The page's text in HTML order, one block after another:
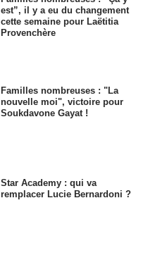
est”, il y a eu du changement
cette semaine pour Laëtitia
Provenchère
Familles nombreuses : "La
nouvelle moi", victoire pour
Soukdavone Gayat !
Star Academy : qui va
remplacer Lucie Bernardoni ?